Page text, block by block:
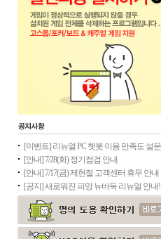
[안내] 7/28(화) 정기점검 안내
[안내] 7/17(금) 제헌절 고객센터 휴무 안내
[공지] 새로워진 피망 뉴바둑 리뉴얼 안내!